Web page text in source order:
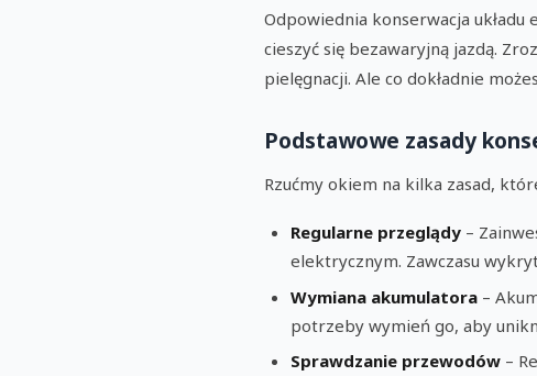
Odpowiednia konserwacja
cieszyć się bezawaryjną jazdą.
pielęgnacji. Ale co dokładnie
Podstawowe zasady
Rzućmy okiem na kilka zasad,
Regularne przeglądy –
elektrycznym. Zawczasu
Wymiana akumulatora –
potrzeby wymień go, aby
Sprawdzanie przewodów –